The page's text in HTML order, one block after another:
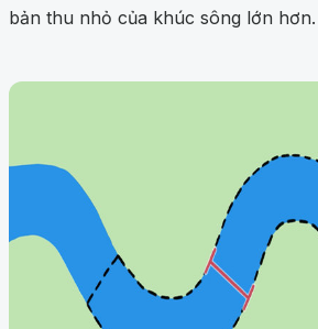
bản thu nhỏ của khúc sông lớn hơn.